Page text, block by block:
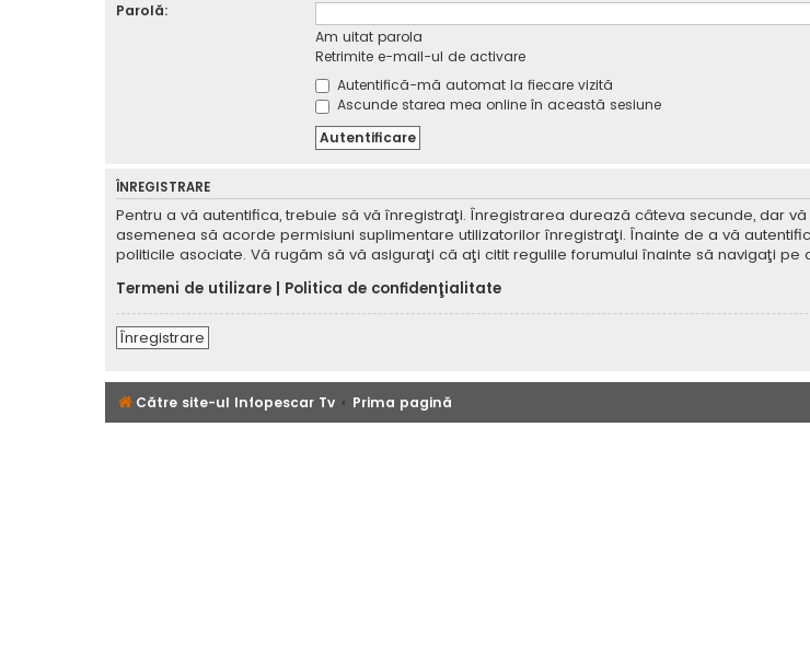
Parolă:
Am uitat parola
Retrimite e-mail-ul de activare
Autentifică-mă automat la fiecare vizită
Ascunde starea mea online în această sesiune
ÎNREGISTRARE
Pentru a vă autentifica, trebuie să vă înregistraţi. Înregistrarea durează câteva secunde, dar
asemenea să acorde permisiuni suplimentare utilizatorilor înregistraţi. Înainte de a vă
politicile asociate. Vă rugăm să vă asiguraţi că aţi citit regulile forumului înainte să navigaţi pe
Termeni de utilizare
Politica de confidenţialitate
Înregistrare
Către site-ul Infopescar Tv Prima pagină